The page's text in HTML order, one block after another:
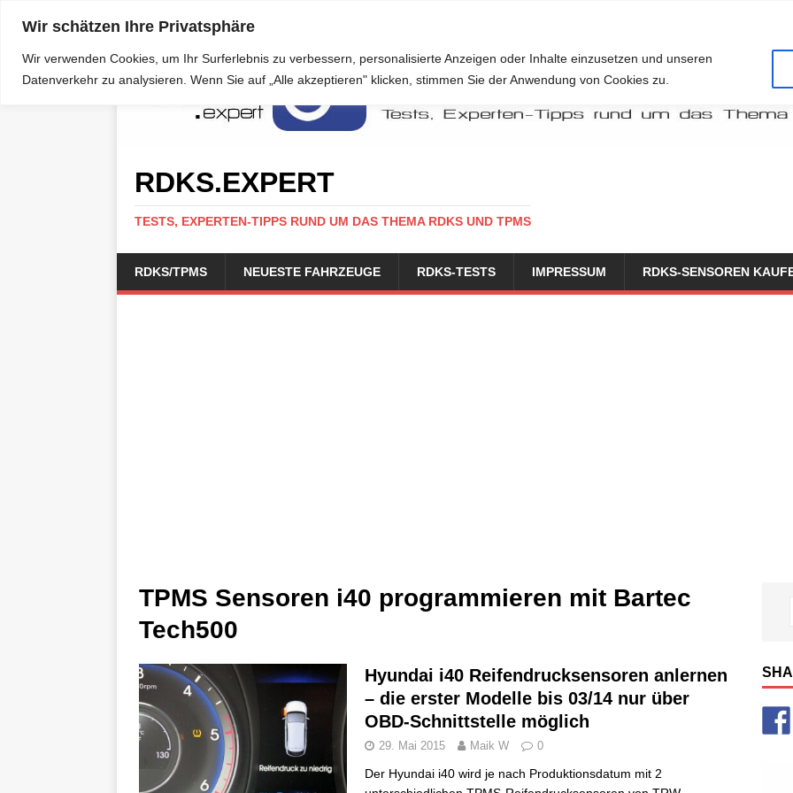
Wir schätzen Ihre Privatsphäre
Wir verwenden Cookies, um Ihr Surferlebnis zu verbessern, personalisierte Anzeigen oder Inhalte einzusetzen und unseren
Datenverkehr zu analysieren. Wenn Sie auf „Alle akzeptieren" klicken, stimmen Sie der Anwendung von Cookies zu.
RDKS.EXPERT
TESTS, EXPERTEN-TIPPS RUND UM DAS THEMA RDKS UND TPMS
RDKS/TPMS NEUESTE FAHRZEUGE RDKS-TESTS IMPRESSUM RDKS-SENSOREN
TPMS Sensoren i40 programmieren mit Bartec
Tech500
Hyundai i40 Reifendrucksensoren anlernen
– die erster Modelle bis 03/14 nur über
OBD-Schnittstelle möglich
29. Mai 2015 Maik W 0
Der Hyundai i40 wird je nach Produktionsdatum mit 2